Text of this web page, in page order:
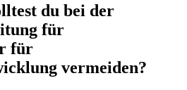
du bei der
für
für
vermeiden?